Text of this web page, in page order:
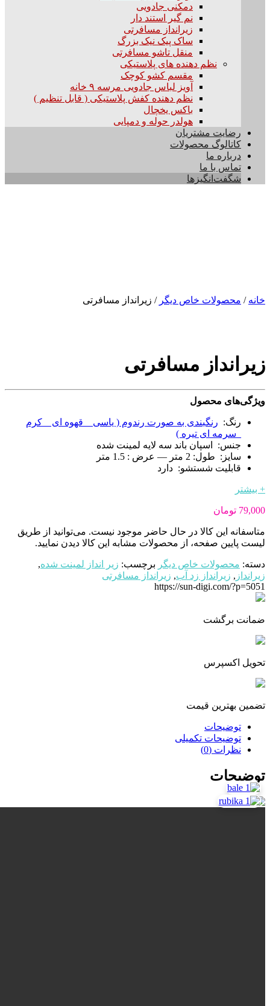
دمکنی جادویی
نم گیر استند دار
زیرانداز مسافرتی
ساک پیک نیک بزرگ
منقل تاشو مسافرتی
نظم دهنده های پلاستیکی
مقسم کشو کوچک
آویز لباس جادویی مرسه ۹ خانه
نظم دهنده کفش پلاستیکی ( قابل تنظیم )
باکس یخچال
هولدر حوله و دمپایی
رضایت مشتریان
کاتالوگ محصولات
درباره ما
تماس با ما
شگفت‌انگیزها
خانه / محصولات خاص دیگر / زیرانداز مسافرتی
زیرانداز مسافرتی
ویژگی‌های محصول
رنگ: رنگبندی به صورت رندوم ( یاسی _ قهوه ای _ کرم
_سرمه ای تیره )
جنس: اسپان باند سه لایه لمینت شده
سایز: طول: 2 متر — عرض : 1.5 متر
قابلیت شستشو: دارد
+ بیشتر
79,000 تومان
متاسفانه این کالا در حال حاضر موجود نیست. می‌توانید از طریق
لیست پایین صفحه، از محصولات مشابه این کالا دیدن نمایید.
دسته: محصولات خاص دیگر برچسب: زیر انداز لمینت شده,
زیرانداز , زیرانداز زد آب, زیرانداز مسافرتی
https://sun-digi.com/?p=5051
ضمانت برگشت
تحویل اکسپرس
تضمین بهترین قیمت
توضیحات
توضیحات تکمیلی
نظرات (0)
توضیحات